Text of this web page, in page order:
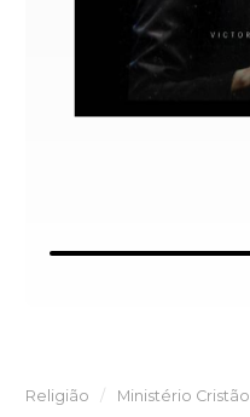
Religião Ministério Cristão